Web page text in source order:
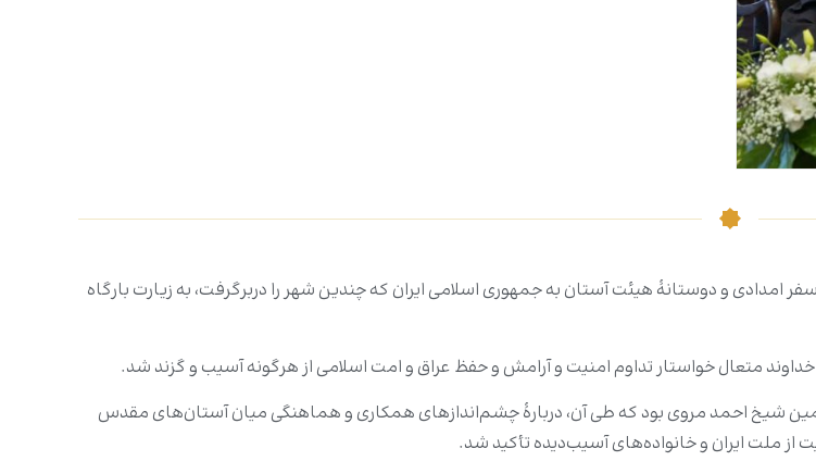
و دوستانۀ هیئت آستان به جمهوری اسلامی ایران که چندین شهر را دربرگرفت، به زیارت بارگاه
خداوند متعال خواستار تداوم امنیت و آرامش و حفظ عراق و امت اسلامی از هرگونه آسیب و گزند شد.
شیخ احمد مروی بود که طی آن، دربارۀ چشم‌اندازهای همکاری و هماهنگی میان آستان‌های مقدس
ملت ایران و خانواده‌های آسیب‌دیده تأکید شد.